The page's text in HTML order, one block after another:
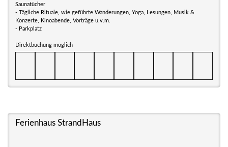
Saunatücher
- Tägliche Rituale, wie geführte Wanderungen, Yoga, Lesungen, Musik &
Konzerte, Kinoabende, Vorträge u.v.m.
- Parkplatz
Direktbuchung möglich
Ferienhaus StrandHaus